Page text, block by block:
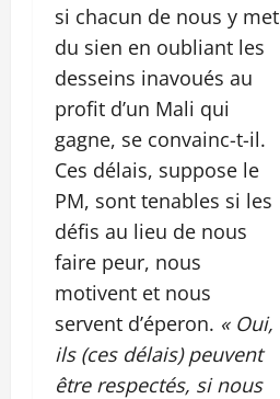
si chacun de nous y met
du sien en oubliant les
desseins inavoués au
profit d’un Mali qui
gagne, se convainc-t-il.
Ces délais, suppose le
PM, sont tenables si les
défis au lieu de nous
faire peur, nous
motivent et nous
servent d’éperon. « Oui,
ils (ces délais) peuvent
être respectés, si nous